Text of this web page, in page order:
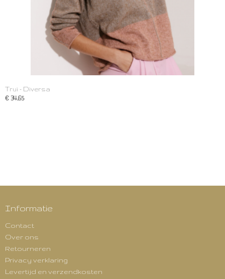
Trui - Diversa
€ 34,65
Informatie
Contact
Over ons
Retourneren
Privacy verklaring
Levertijd en verzendkosten